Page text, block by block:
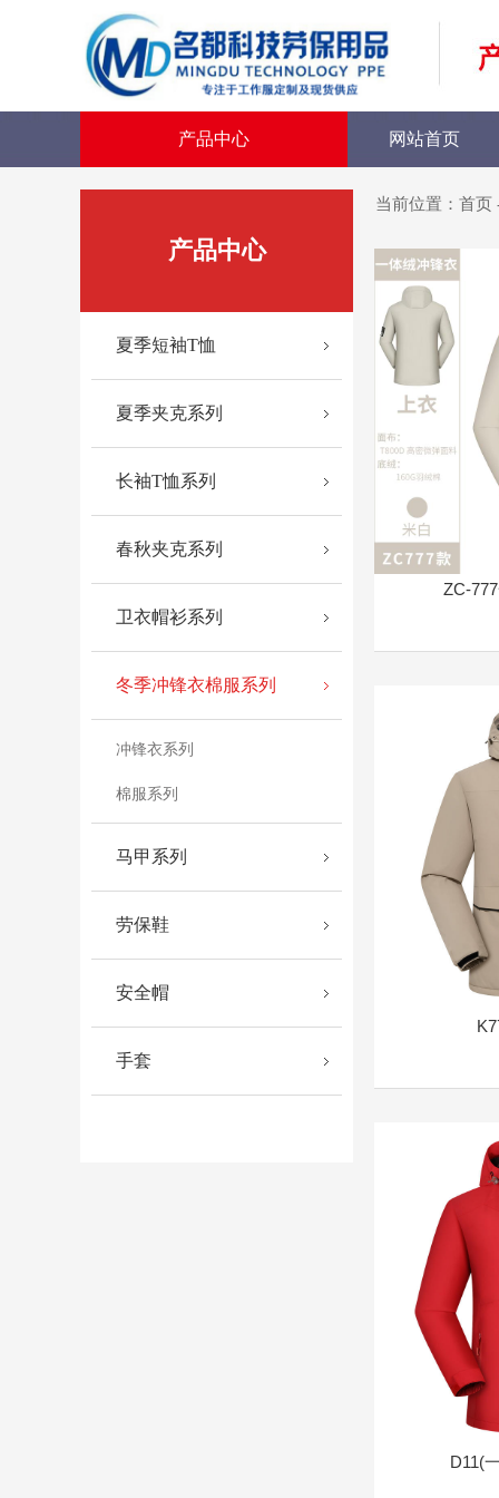
产品中心 网站首页
产品中心
夏季短袖T恤
夏季夹克系列
长袖T恤系列
春秋夹克系列
卫衣帽衫系列
冬季冲锋衣棉服系列
冲锋衣系列
棉服系列
马甲系列
劳保鞋
安全帽
手套
当前位置： 首页
ZC-
D11(